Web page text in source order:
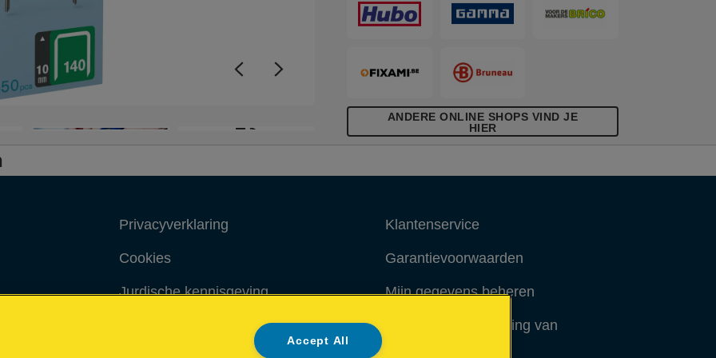
+3
ANDERE ONLINE SHOPS VIND JE
HIER
Privacyverklaring
Cookies
Jurdische kennisgeving
Klantenservice
Garantievoorwaarden
Mijn gegevens beheren
Richtlijnen bij recycling van
Accept All